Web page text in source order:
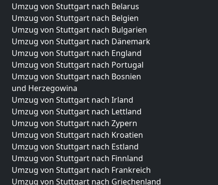
Umzug von Stuttgart nach Belarus
Umzug von Stuttgart nach Belgien
Umzug von Stuttgart nach Bulgarien
Umzug von Stuttgart nach Dänemark
Umzug von Stuttgart nach England
Umzug von Stuttgart nach Portugal
Umzug von Stuttgart nach Bosnien
und Herzegowina
Umzug von Stuttgart nach Irland
Umzug von Stuttgart nach Lettland
Umzug von Stuttgart nach Zypern
Umzug von Stuttgart nach Kroatien
Umzug von Stuttgart nach Estland
Umzug von Stuttgart nach Finnland
Umzug von Stuttgart nach Frankreich
Umzug von Stuttgart nach Griechenland